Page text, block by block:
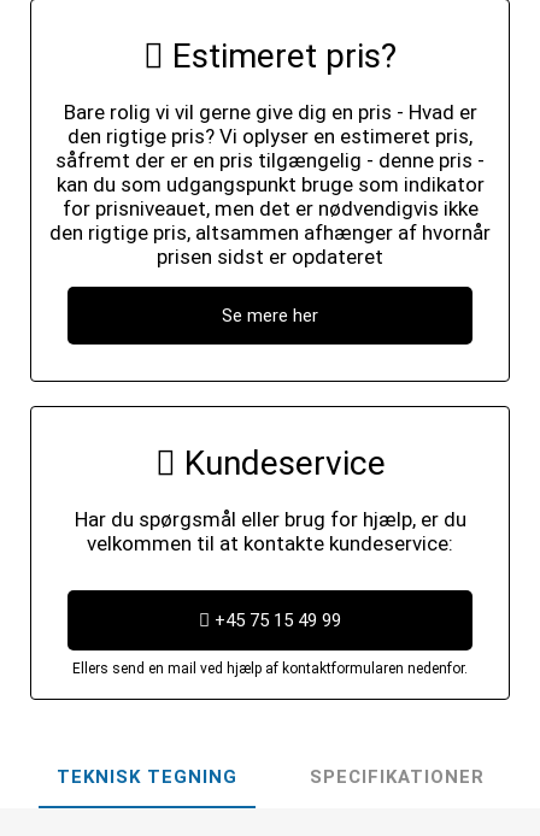
Estimeret pris?
Bare rolig vi vil gerne give dig en pris - Hvad er
den rigtige pris? Vi oplyser en estimeret pris,
såfremt der er en pris tilgængelig - denne pris -
kan du som udgangspunkt bruge som indikator
for prisniveauet, men det er nødvendigvis ikke
den rigtige pris, altsammen afhænger af hvornår
prisen sidst er opdateret
Se mere her
Kundeservice
Har du spørgsmål eller brug for hjælp, er du
velkommen til at kontakte kundeservice:
+45 75 15 49 99
Ellers send en mail ved hjælp af kontaktformularen nedenfor.
TEKNISK TEGNING SPECIFIKATIONER